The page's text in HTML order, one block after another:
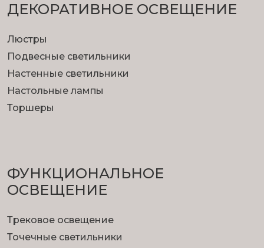
ДЕКОРАТИВНОЕ ОСВЕЩЕНИЕ
Люстры
Подвесные светильники
Настенные светильники
Настольные лампы
Торшеры
ФУНКЦИОНА­ЛЬНОЕ
ОСВЕЩЕНИЕ
Трековое освещение
Точечные светильники